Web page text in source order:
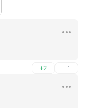
+2 –1